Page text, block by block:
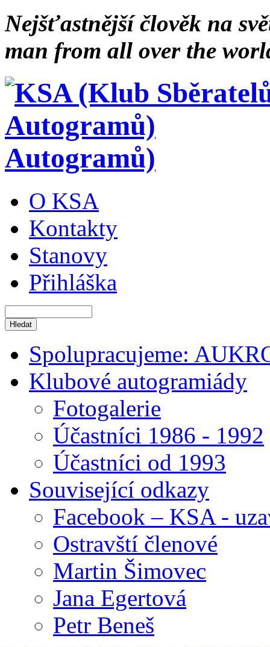
Nejšťastnější člověk na
man from all over the
Autogramů)
O KSA
Kontakty
Stanovy
Přihláška
Spolupracujeme:
Klubové autogramiády
Fotogalerie
Účastníci 1986 - 1992
Účastníci od 1993
Související odkazy
Facebook – KSA -
Ostravští členové
Martin Šimovec
Jana Egertová
Petr Beneš